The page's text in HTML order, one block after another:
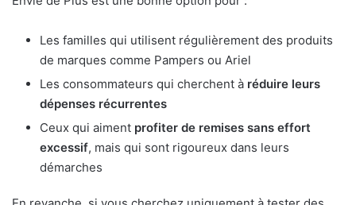
Les familles qui utilisent régulièrement des produits
de marques comme Pampers ou Ariel
Les consommateurs qui cherchent à réduire leurs
dépenses récurrentes
Ceux qui aiment profiter de remises sans effort
excessif, mais qui sont rigoureux dans leurs
démarches